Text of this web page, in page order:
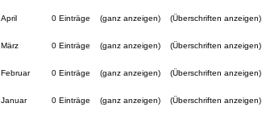
April 0 Einträge (ganz anzeigen) (Überschriften anzeigen)
März 0 Einträge (ganz anzeigen) (Überschriften anzeigen)
Februar 0 Einträge (ganz anzeigen) (Überschriften anzeigen)
Januar 0 Einträge (ganz anzeigen) (Überschriften anzeigen)